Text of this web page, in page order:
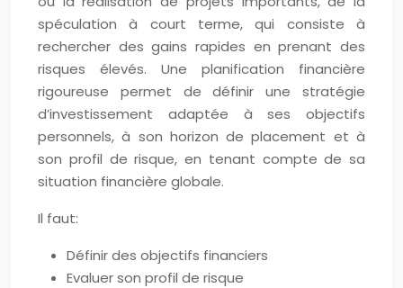
spéculation à court terme, qui consiste à
rechercher des gains rapides en prenant des
risques élevés. Une planification financière
rigoureuse permet de définir une stratégie
d’investissement adaptée à ses objectifs
personnels, à son horizon de placement et à
son profil de risque, en tenant compte de sa
situation financière globale.
Il faut:
Définir des objectifs financiers
Evaluer son profil de risque